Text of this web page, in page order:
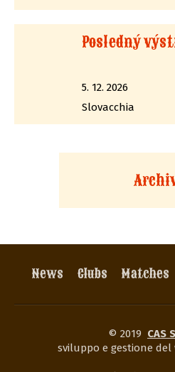
Posledný
5. 12. 2026
Slovacchia
News Clubs Matches
© 2019 CAS
sviluppo e gestione del